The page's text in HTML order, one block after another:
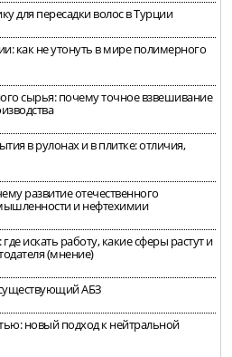
для пересадки волос в Турции
как не утонуть в мире полимерного
сырья: почему точное взвешивание
в рулонах и в плитке: отличия,
развитие отечественного
и нефтехимии
искать работу, какие сферы растут и
(мнение)
АБЗ
новый подход к нейтральной